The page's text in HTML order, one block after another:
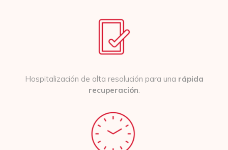
Hospitalización de alta resolución para una rápida
recuperación.